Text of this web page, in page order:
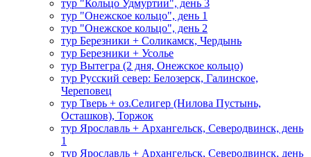
тур "Кольцо Удмуртии", день 3
тур "Онежское кольцо", день 1
тур "Онежское кольцо", день 2
тур Березники + Соликамск, Чердынь
тур Березники + Усолье
тур Вытегра (2 дня, Онежское кольцо)
тур Русский север: Белозерск, Галинское,
Череповец
тур Тверь + оз.Селигер (Нилова Пустынь,
Осташков), Торжок
тур Ярославль + Архангельск, Северодвинск, день
1
тур Ярославль + Архангельск, Северодвинск, день